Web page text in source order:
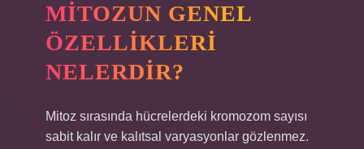
MITOZUN GENEL
ÖZELLIKLERI
NELERDIR?
Mitoz sırasında hücrelerdeki kromozom sayısı
sabit kalır ve kalıtsal varyasyonlar gözlenmez.